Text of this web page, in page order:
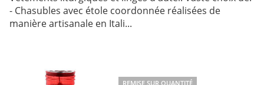
- Chasubles avec étole coordonnée réalisées de
manière artisanale en Itali...
REMISE SUR QUANTITÉ